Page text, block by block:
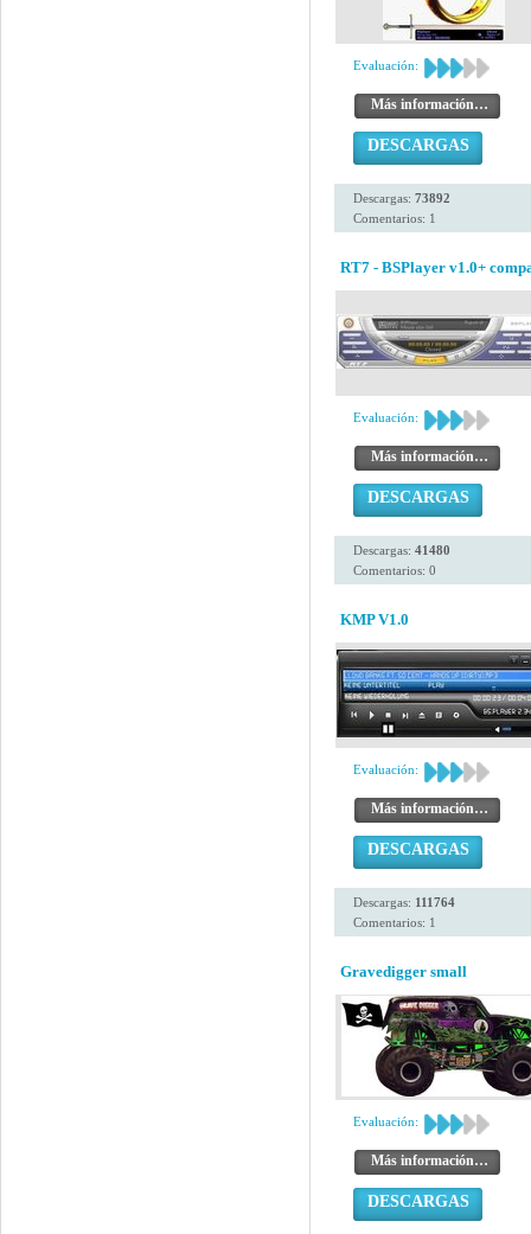
Evaluación:
Más información…
DESCARGAS
Descargas: 73892
Comentarios: 1
RT7 - BSPlayer v1.0+
Evaluación:
Más información…
DESCARGAS
Descargas: 41480
Comentarios: 0
KMP V1.0
Evaluación:
Más información…
DESCARGAS
Descargas: 111764
Comentarios: 1
Gravedigger small
Evaluación:
Más información…
DESCARGAS